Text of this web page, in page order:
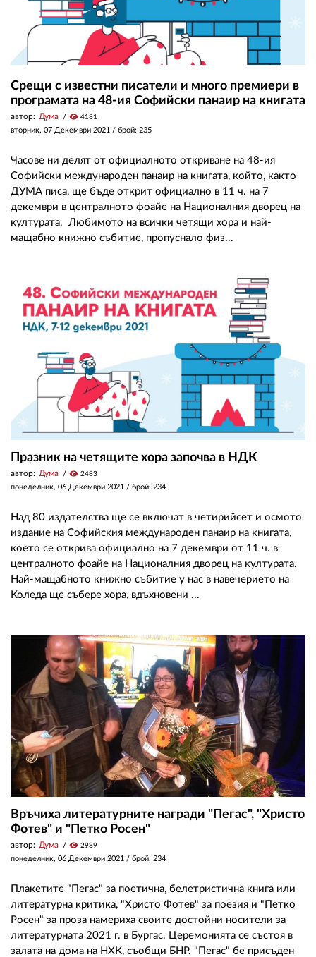
Срещи с известни писатели и много премиери в
програмата на 48-ия Софийски панаир на книгата
автор: Дума visibility 4181
вторник, 07 Декември 2021 / брой: 235
Часове ни делят от официалното откриване на 48-ия
Софийски международен панаир на книгата, който, както
ДУМА писа, ще бъде открит официално в 11 ч. на 7
декември в централното фоайе на Националния дворец на
културата. Любимото на всички четящи хора и най-
мащабно книжно събитие, пропуснало физ...
Празник на четящите хора започва в НДК
автор: Дума visibility 2483
понеделник, 06 Декември 2021 / брой: 234
Над 80 издателства ще се включат в четирийсет и осмото
издание на Софийския международен панаир на книгата,
което се открива официално на 7 декември от 11 ч. в
централното фоайе на Националния дворец на културата.
Най-мащабното книжно събитие у нас в навечерието на
Коледа ще събере хора, вдъхновени ...
Връчиха литературните награди "Пегас", "Христо
Фотев" и "Петко Росен"
автор: Дума visibility 2989
понеделник, 06 Декември 2021 / брой: 234
Плакетите "Пегас" за поетична, белетристична книга или
литературна критика, "Христо Фотев" за поезия и "Петко
Росен" за проза намериха своите достойни носители за
литературната 2021 г. в Бургас. Церемонията се състоя в
залата на дома на НХК, съобщи БНР. "Пегас" бе присъден